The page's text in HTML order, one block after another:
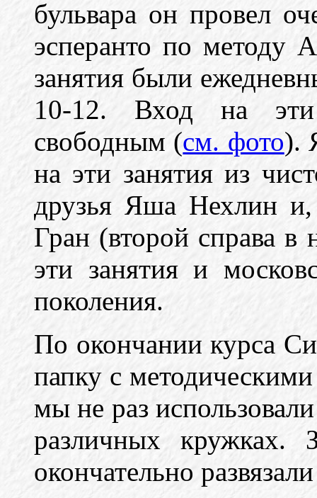
бульвара он провел
эсперанто по методу
занятия были
10-12. Вход на
свободным (см. фото).
на эти занятия из
друзья Яша Нехлин
Гран (второй справа
эти занятия и
поколения.
По окончании курса
папку с
мы не раз
различных кружках.
окончательно